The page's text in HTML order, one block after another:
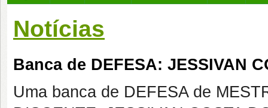
Notícias
Banca de DEFESA: JESSIVAN
Uma banca de DEFESA de